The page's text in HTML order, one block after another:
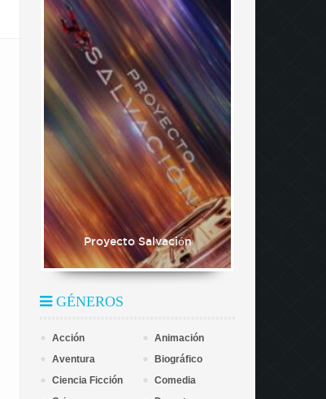
Proyecto Salvación
GÉNEROS
Acción
Animación
Aventura
Biográfico
Ciencia Ficción
Comedia